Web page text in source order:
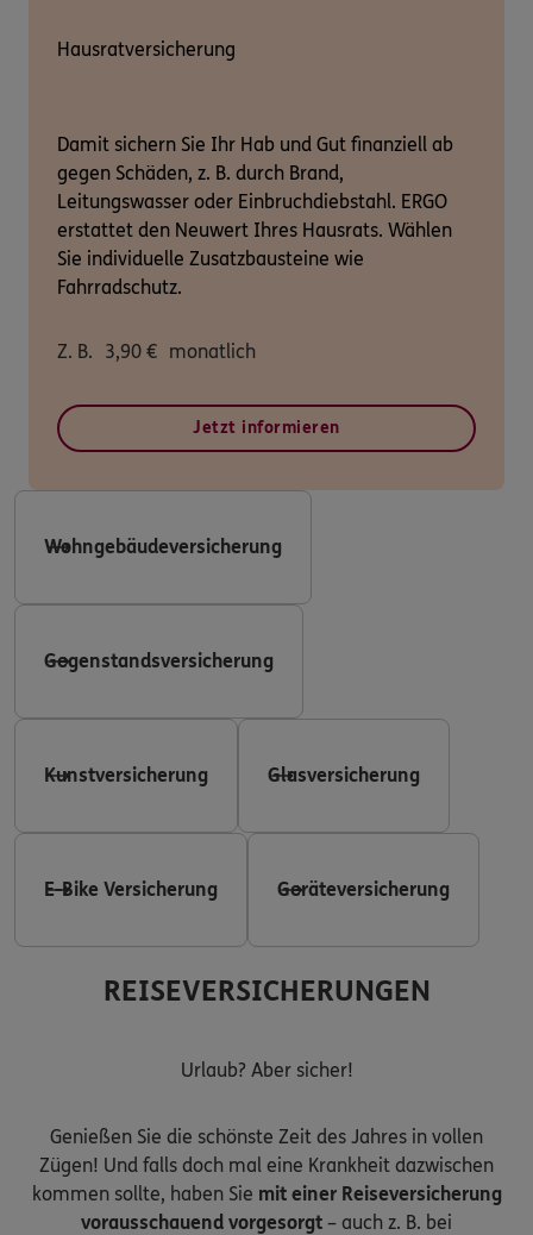
Hausratversicherung
Damit sichern Sie Ihr Hab und Gut finanziell ab
gegen Schäden, z. B. durch Brand,
Leitungswasser oder Einbruchdiebstahl. ERGO
erstattet den Neuwert Ihres Hausrats. Wählen
Sie individuelle Zusatzbausteine wie
Fahrradschutz.
Z. B. 3,90 € monatlich
Jetzt informieren
Wohngebäudeversicherung
Gegenstandsversicherung
Kunstversicherung Glasversicherung
E-Bike Versicherung Geräteversicherung
REISEVERSICHERUNGEN
Urlaub? Aber sicher!
Genießen Sie die schönste Zeit des Jahres in vollen
Zügen! Und falls doch mal eine Krankheit dazwischen
kommen sollte, haben Sie mit einer Reiseversicherung
vorausschauend vorgesorgt – auch z. B. bei